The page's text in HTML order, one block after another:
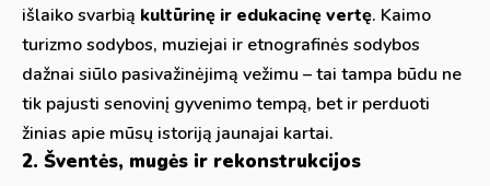
išlaiko svarbią kultūrinę ir edukacinę vertę. Kaimo
turizmo sodybos, muziejai ir etnografinės sodybos
dažnai siūlo pasivažinėjimą vežimu – tai tampa būdu ne
tik pajusti senovinį gyvenimo tempą, bet ir perduoti
žinias apie mūsų istoriją jaunajai kartai.
2. Šventės, mugės ir rekonstrukcijos